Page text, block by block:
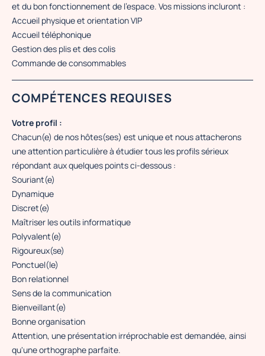
et du bon fonctionnement de l'espace. Vos missions incluront :
Accueil physique et orientation VIP
Accueil téléphonique
Gestion des plis et des colis
Commande de consommables
COMPÉTENCES REQUISES
Votre profil :
Chacun(e) de nos hôtes(ses) est unique et nous attacherons
une attention particulière à étudier tous les profils sérieux
répondant aux quelques points ci-dessous :
Souriant(e)
Dynamique
Discret(e)
Maîtriser les outils informatique
Polyvalent(e)
Rigoureux(se)
Ponctuel(le)
Bon relationnel
Sens de la communication
Bienveillant(e)
Bonne organisation
Attention, une présentation irréprochable est demandée, ainsi
qu'une orthographe parfaite.